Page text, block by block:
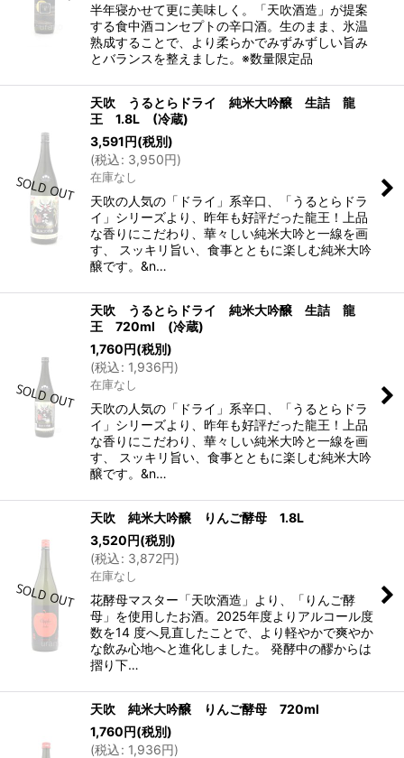
半年寝かせて更に美味しく。「天吹酒造」が提案
する食中酒コンセプトの辛口酒。生のまま、氷温
熟成することで、より柔らかでみずみずしい旨み
とバランスを整えました。※数量限定品
天吹 うるとらドライ 純米大吟醸 生詰 龍
王 1.8L (冷蔵)
3,591円(税別)
(税込: 3,950円)
在庫なし
天吹の人気の「ドライ」系辛口、「うるとらドラ
イ」シリーズより、昨年も好評だった龍王！上品
な香りにこだわり、華々しい純米大吟と一線を画
す、 スッキリ旨い、食事とともに楽しむ純米大吟
醸です。&n…
天吹 うるとらドライ 純米大吟醸 生詰 龍
王 720ml (冷蔵)
1,760円(税別)
(税込: 1,936円)
在庫なし
天吹の人気の「ドライ」系辛口、「うるとらドラ
イ」シリーズより、昨年も好評だった龍王！上品
な香りにこだわり、華々しい純米大吟と一線を画
す、 スッキリ旨い、食事とともに楽しむ純米大吟
醸です。&n…
天吹 純米大吟醸 りんご酵母 1.8L
3,520円(税別)
(税込: 3,872円)
在庫なし
花酵母マスター「天吹酒造」より、「りんご酵
母」を使用したお酒。2025年度よりアルコール度
数を14 度へ見直したことで、より軽やかで爽やか
な飲み心地へと進化しました。 発酵中の醪からは
摺り下…
天吹 純米大吟醸 りんご酵母 720ml
1,760円(税別)
(税込: 1,936円)